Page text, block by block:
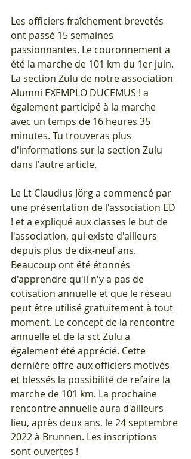
Les officiers fraîchement brevetés
ont passé 15 semaines
passionnantes. Le couronnement a
été la marche de 101 km du 1er juin.
La section Zulu de notre association
Alumni EXEMPLO DUCEMUS ! a
également participé à la marche
avec un temps de 16 heures 35
minutes. Tu trouveras plus
d'informations sur la section Zulu
dans l'autre article.
Le Lt Claudius Jörg a commencé par
une présentation de l'association ED
! et a expliqué aux classes le but de
l'association, qui existe d'ailleurs
depuis plus de dix-neuf ans.
Beaucoup ont été étonnés
d'apprendre qu'il n'y a pas de
cotisation annuelle et que le réseau
peut être utilisé gratuitement à tout
moment. Le concept de la rencontre
annuelle et de la sct Zulu a
également été apprécié. Cette
dernière offre aux officiers motivés
et blessés la possibilité de refaire la
marche de 101 km. La prochaine
rencontre annuelle aura d'ailleurs
lieu, après deux ans, le 24 septembre
2022 à Brunnen. Les inscriptions
sont ouvertes !